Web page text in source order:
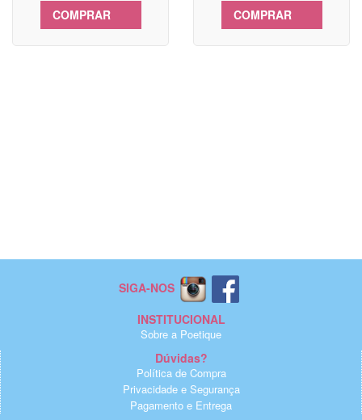
COMPRAR COMPRAR
SIGA-NOS
INSTITUCIONAL
Sobre a Poetique
Dúvidas?
Política de Compra
Privacidade e Segurança
Pagamento e Entrega